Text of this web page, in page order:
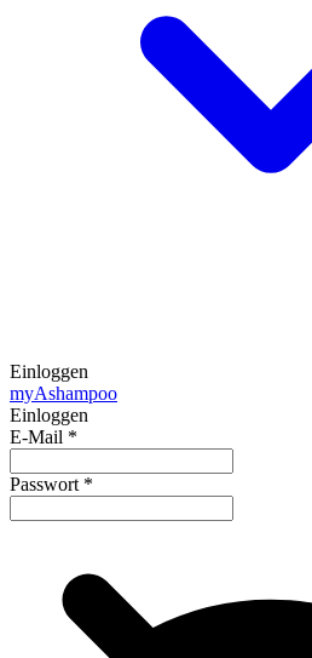
Einloggen
myAshampoo
Einloggen
E-Mail *
Passwort *